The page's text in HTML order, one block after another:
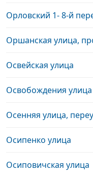
Орловский 1- 8-й
Оршанская улица,
Освейская улица
Освобождения улица
Осенняя улица,
Осипенко улица
Осиповичская улица